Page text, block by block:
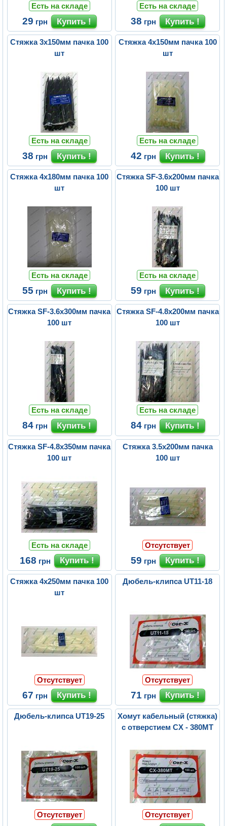
Есть на складе
29 грн
Есть на складе
38 грн
Стяжка 3х150мм пачка 100
шт
Есть на складе
38 грн
Стяжка 4х150мм пачка 100
шт
Есть на складе
42 грн
Стяжка 4х180мм пачка 100
шт
Есть на складе
55 грн
Стяжка SF-3.6x200мм пачка
100 шт
Есть на складе
59 грн
Стяжка SF-3.6х300мм пачка
100 шт
Есть на складе
84 грн
Стяжка SF-4.8х200мм пачка
100 шт
Есть на складе
84 грн
Стяжка SF-4.8х350мм пачка
100 шт
Есть на складе
168 грн
Стяжка 3.5х200мм пачка
100 шт
Отсутствует
59 грн
Стяжка 4х250мм пачка 100
шт
Отсутствует
67 грн
Дюбель-клипса UT11-18
Отсутствует
71 грн
Дюбель-клипса UT19-25
Отсутствует
Хомут кабельный (стяжка)
с отверстием CX - 380MT
Отсутствует